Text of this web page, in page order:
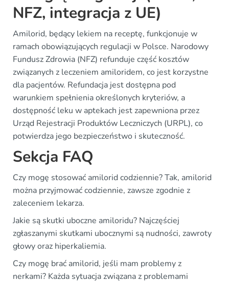
NFZ, integracja z UE)
Amilorid, będący lekiem na receptę, funkcjonuje w
ramach obowiązujących regulacji w Polsce. Narodowy
Fundusz Zdrowia (NFZ) refunduje część kosztów
związanych z leczeniem amiloridem, co jest korzystne
dla pacjentów. Refundacja jest dostępna pod
warunkiem spełnienia określonych kryteriów, a
dostępność leku w aptekach jest zapewniona przez
Urząd Rejestracji Produktów Leczniczych (URPL), co
potwierdza jego bezpieczeństwo i skuteczność.
Sekcja FAQ
Czy mogę stosować amilorid codziennie? Tak, amilorid
można przyjmować codziennie, zawsze zgodnie z
zaleceniem lekarza.
Jakie są skutki uboczne amiloridu? Najczęściej
zgłaszanymi skutkami ubocznymi są nudności, zawroty
głowy oraz hiperkaliemia.
Czy mogę brać amilorid, jeśli mam problemy z
nerkami? Każda sytuacja związana z problemami